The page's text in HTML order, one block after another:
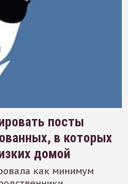
посты
в которых
домой
как минимум